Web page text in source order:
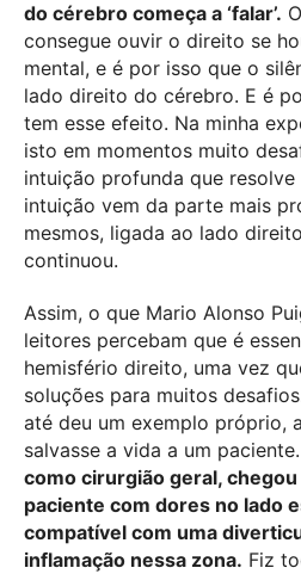
do cérebro começa a ‘falar’.
consegue ouvir o direito se
mental, e é por isso que o
lado direito do cérebro. E é
tem esse efeito. Na minha
isto em momentos muito
intuição profunda que resolve
intuição vem da parte mais
mesmos, ligada ao lado
continuou.
Assim, o que Mario Alonso
leitores percebam que é
hemisfério direito, uma vez
soluções para muitos
até deu um exemplo próprio,
salvasse a vida a um paciente.
como cirurgião geral,
paciente com dores no lado
compatível com uma
inflamação nessa zona. Fiz